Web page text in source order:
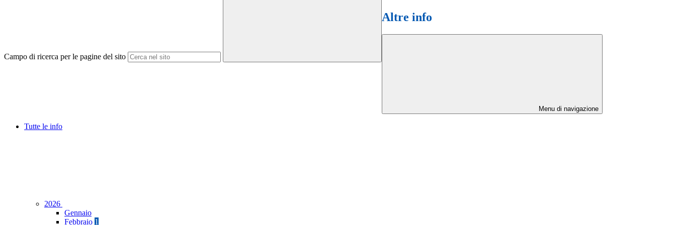
Campo di ricerca per le pagine del sito
Altre info
Menu di navigazione
Tutte le info
2026
Gennaio
Febbraio 1